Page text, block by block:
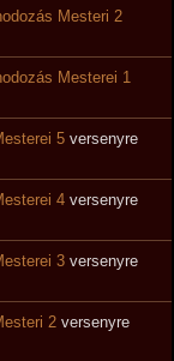
Mesteri 2
Mesterei 1
5 versenyre
4 versenyre
3 versenyre
2 versenyre